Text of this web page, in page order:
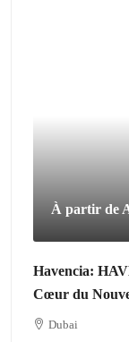
À partir de
Havencia:
Cœur du
Dubai